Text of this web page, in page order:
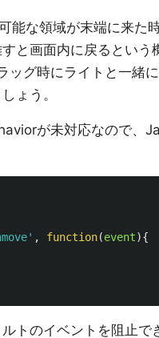
能な領域が末端に来た
と画面内に戻るという
ッグ時にライトと一緒
ょう。
が未対応なので、
' , function(event){
トのイベントを阻止で